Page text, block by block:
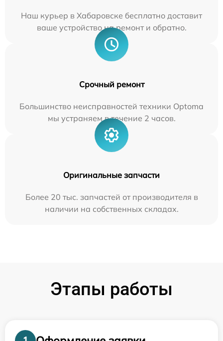
Наш курьер в Хабаровске бесплатно доставит
ваше устройство на ремонт и обратно.
Срочный ремонт
Большинство неисправностей техники Optoma
мы устраняем в течение 2 часов.
Оригинальные запчасти
Более 20 тыс. запчастей от производителя в
наличии на собственных складах.
Этапы работы